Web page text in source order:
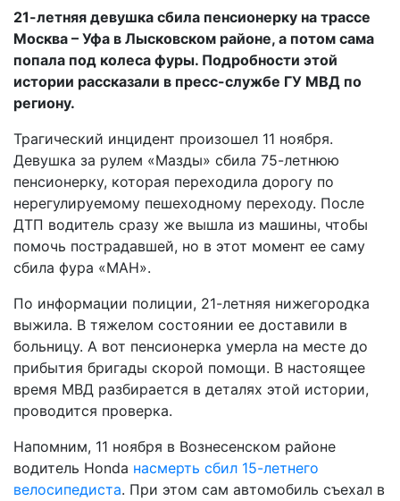
21-летняя девушка сбила пенсионерку на трассе
Москва – Уфа в Лысковском районе, а потом сама
попала под колеса фуры. Подробности этой
истории рассказали в пресс-службе ГУ МВД по
региону.
Трагический инцидент произошел 11 ноября.
Девушка за рулем «Мазды» сбила 75-летнюю
пенсионерку, которая переходила дорогу по
нерегулируемому пешеходному переходу. После
ДТП водитель сразу же вышла из машины, чтобы
помочь пострадавшей, но в этот момент ее саму
сбила фура «МАН».
По информации полиции, 21-летняя нижегородка
выжила. В тяжелом состоянии ее доставили в
больницу. А вот пенсионерка умерла на месте до
прибытия бригады скорой помощи. В настоящее
время МВД разбирается в деталях этой истории,
проводится проверка.
Напомним, 11 ноября в Вознесенском районе
водитель Honda насмерть сбил 15-летнего
велосипедиста. При этом сам автомобиль съехал в